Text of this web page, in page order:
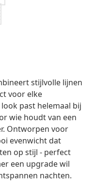
stijlvolle lijnen
voor elke
past helemaal bij
wie houdt van een
Ontworpen voor
evenwicht dat
op stijl - perfect
een upgrade wil
nachten.